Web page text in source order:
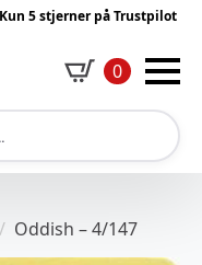
Kun 5 stjerner på Trustpilot
0
Oddish – 4/147